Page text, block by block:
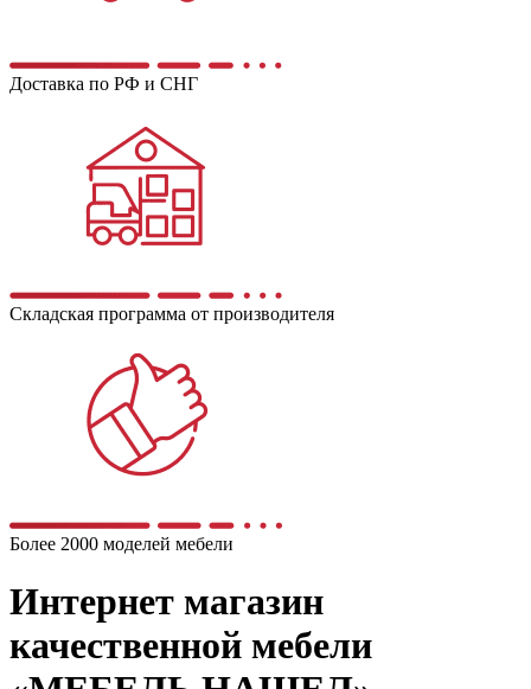
Доставка по РФ и СНГ
Складская программа от производителя
Более 2000 моделей мебели
Интернет магазин
качественной мебели